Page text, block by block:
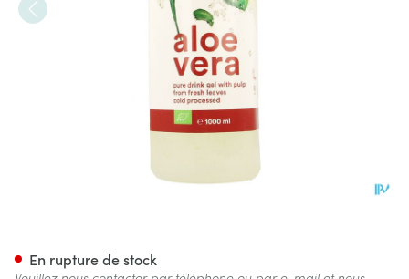
En rupture de stock